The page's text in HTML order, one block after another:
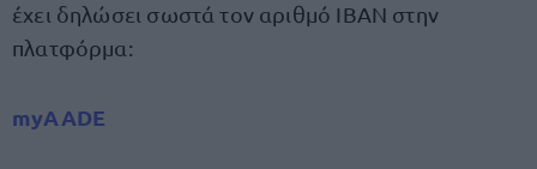
έχει δηλώσει σωστά τον αριθμό IBAN στην
πλατφόρμα:
myAADE